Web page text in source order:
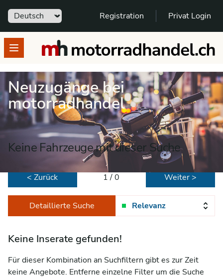
Sprache Registration Privat Login
Open menumotorradhandel.ch
Neuzugänge bei
motorradhandel
Keine Fahrzeuge mit dieser Suche
< Zurück 1 / 0 Weiter >
Detaillierte Suche Relevanz
Keine Inserate gefunden!
Für dieser Kombination an Suchfiltern gibt es zur Zeit
keine Angebote. Entferne einzelne Filter um die Suche